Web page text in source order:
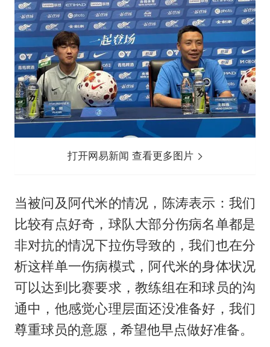
打开网易新闻 查看更多图片
当被问及阿代米的情况，陈涛表示：我们
比较有点好奇，球队大部分伤病名单都是
非对抗的情况下拉伤导致的，我们也在分
析这样单一伤病模式，阿代米的身体状况
可以达到比赛要求，教练组在和球员的沟
通中，他感觉心理层面还没准备好，我们
尊重球员的意愿，希望他早点做好准备。